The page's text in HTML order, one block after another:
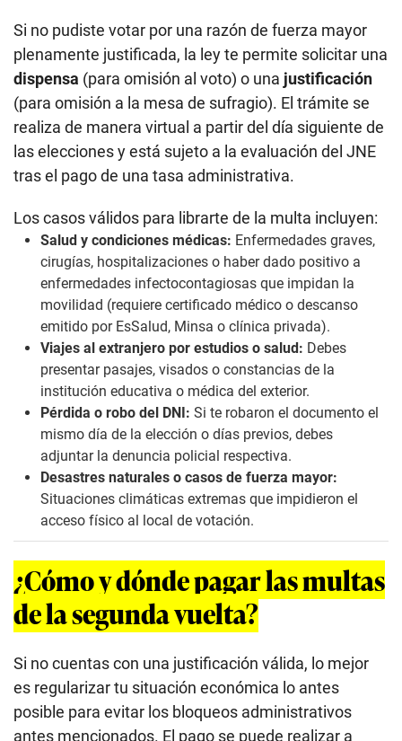
Si no pudiste votar por una razón de fuerza mayor
plenamente justificada, la ley te permite solicitar una
dispensa (para omisión al voto) o una justificación
(para omisión a la mesa de sufragio). El trámite se
realiza de manera virtual a partir del día siguiente de
las elecciones y está sujeto a la evaluación del JNE
tras el pago de una tasa administrativa.
Los casos válidos para librarte de la multa incluyen:
Salud y condiciones médicas: Enfermedades graves,
cirugías, hospitalizaciones o haber dado positivo a
enfermedades infectocontagiosas que impidan la
movilidad (requiere certificado médico o descanso
emitido por EsSalud, Minsa o clínica privada).
Viajes al extranjero por estudios o salud: Debes
presentar pasajes, visados o constancias de la
institución educativa o médica del exterior.
Pérdida o robo del DNI: Si te robaron el documento el
mismo día de la elección o días previos, debes
adjuntar la denuncia policial respectiva.
Desastres naturales o casos de fuerza mayor:
Situaciones climáticas extremas que impidieron el
acceso físico al local de votación.
¿Cómo y dónde pagar las multas
de la segunda vuelta?
Si no cuentas con una justificación válida, lo mejor
es regularizar tu situación económica lo antes
posible para evitar los bloqueos administrativos
antes mencionados. El pago se puede realizar a